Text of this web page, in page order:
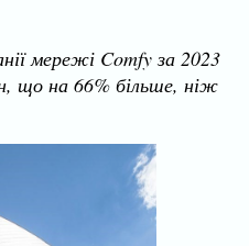
мережі Comfy за 2023
що на 66% більше, ніж